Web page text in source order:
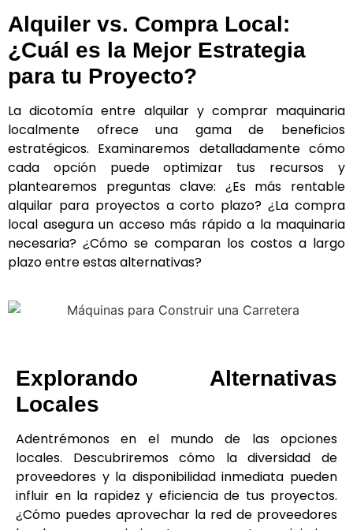
Alquiler vs. Compra Local:
¿Cuál es la Mejor Estrategia
para tu Proyecto?
La dicotomía entre alquilar y comprar maquinaria
localmente ofrece una gama de beneficios
estratégicos. Examinaremos detalladamente cómo
cada opción puede optimizar tus recursos y
plantearemos preguntas clave: ¿Es más rentable
alquilar para proyectos a corto plazo? ¿La compra
local asegura un acceso más rápido a la maquinaria
necesaria? ¿Cómo se comparan los costos a largo
plazo entre estas alternativas?
Explorando Alternativas
Locales
Adentrémonos en el mundo de las opciones
locales. Descubriremos cómo la diversidad de
proveedores y la disponibilidad inmediata pueden
influir en la rapidez y eficiencia de tus proyectos.
¿Cómo puedes aprovechar la red de proveedores